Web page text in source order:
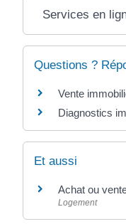
Services en
Questions ?
Vente
Diagnostics
Et aussi
Achat ou
Logement